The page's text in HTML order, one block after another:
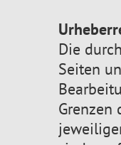
Die
Seiten
Grenzen